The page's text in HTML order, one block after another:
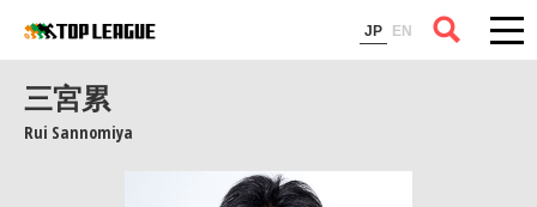
JP EN
コラム
三宮累
Rui Sannomiya